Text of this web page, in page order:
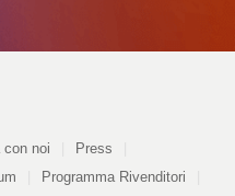
con noi
Press
Programma Rivenditori